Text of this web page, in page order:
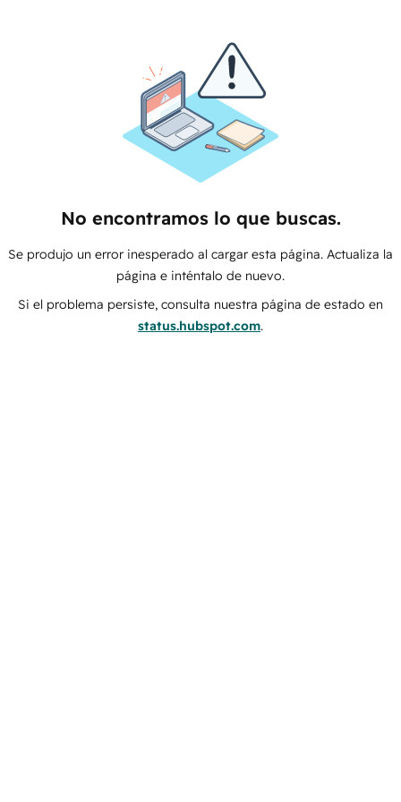
No encontramos lo que buscas.
Se produjo un error inesperado al cargar esta página. Actualiza la
página e inténtalo de nuevo.
Si el problema persiste, consulta nuestra página de estado en
status.hubspot.com.